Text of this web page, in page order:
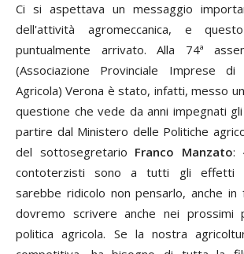
Ci si aspettava un messaggio
dell'attività agromeccanica, e
puntualmente arrivato. Alla 74ª
(Associazione Provinciale Imprese di
Agricola) Verona è stato, infatti, messo
questione che vede da anni impegnati
partire dal Ministero delle Politiche
del sottosegretario Franco Manzato:
contoterzisti sono a tutti gli effetti
sarebbe ridicolo non pensarlo, anche
dovremo scrivere anche nei prossimi
politica agricola. Se la nostra